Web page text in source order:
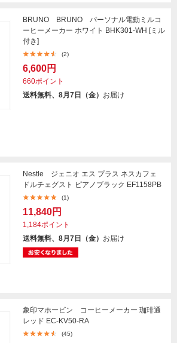
BRUNO BRUNO パーソナル電動ミルコ
ーヒーメーカー ホワイト BHK301-WH [ミル
付き]
(2)
6,600円
660ポイント
送料無料、8月7日（金） お届け
Nestle ジェニオ エス プラス ネスカフェ
ドルチェグスト ピアノブラック EF1158PB
(1)
11,840円
1,184ポイント
送料無料、8月7日（金） お届け
象印マホービン コーヒーメーカー 珈琲通
レッド EC-KV50-RA
(45)